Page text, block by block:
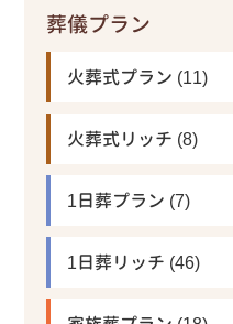
葬儀プラン
火葬式プラン (11)
火葬式リッチ (8)
1日葬プラン (7)
1日葬リッチ (46)